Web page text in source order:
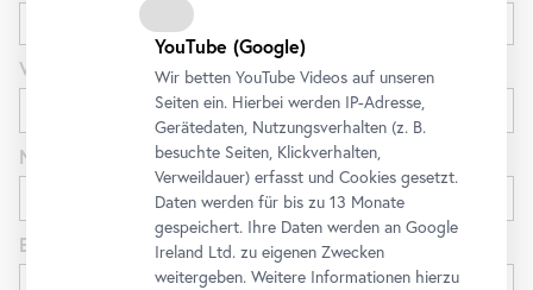
Vorname
Nachname
E-Mail
YouTube (Google)
Wir bettenYouTube Videos auf unseren
Seiten ein. Hierbei werden IP-Adresse,
Gerätedaten, Nutzungsverhalten (z. B.
besuchte Seiten, Klickverhalten,
Verweildauer) erfasst und Cookies gesetzt.
Daten werden für bis zu 13 Monate
gespeichert. Ihre Daten werden an Google
Ireland Ltd. zu eigenen Zwecken
weitergeben. Weitere Informationen hierzu